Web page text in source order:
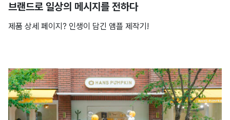
브랜드로 일상의 메시지를 전하다
제품 상세 페이지? 인생이 담긴 앰플 제작기!